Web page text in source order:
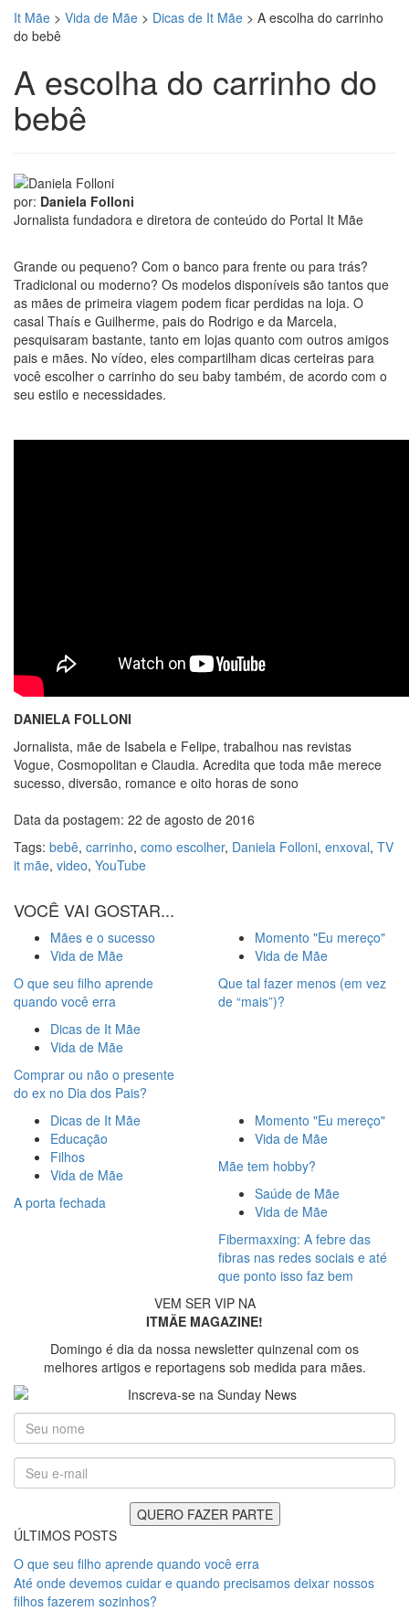
It Mãe > Vida de Mãe > Dicas de It Mãe > A escolha do carrinho
do bebê
A escolha do carrinho do
bebê
por: Daniela Folloni
Jornalista fundadora e diretora de conteúdo do Portal It Mãe
Grande ou pequeno? Com o banco para frente ou para trás?
Tradicional ou moderno? Os modelos disponíveis são tantos que
as mães de primeira viagem podem ficar perdidas na loja. O
casal Thaís e Guilherme, pais do Rodrigo e da Marcela,
pesquisaram bastante, tanto em lojas quanto com outros amigos
pais e mães. No vídeo, eles compartilham dicas certeiras para
você escolher o carrinho do seu baby também, de acordo com o
seu estilo e necessidades.
DANIELA FOLLONI
Jornalista, mãe de Isabela e Felipe, trabalhou nas revistas
Vogue, Cosmopolitan e Claudia. Acredita que toda mãe merece
sucesso, diversão, romance e oito horas de sono
Data da postagem: 22 de agosto de 2016
Tags: bebê, carrinho, como escolher, Daniela Folloni, enxoval, TV
it mãe, video, YouTube
VOCÊ VAI GOSTAR...
Mães e o sucesso
Vida de Mãe
O que seu filho aprende
quando você erra
Momento "Eu mereço"
Vida de Mãe
Que tal fazer menos (em vez
de “mais”)?
Dicas de It Mãe
Vida de Mãe
Comprar ou não o presente
do ex no Dia dos Pais?
Dicas de It Mãe
Educação
Filhos
Vida de Mãe
A porta fechada
Momento "Eu mereço"
Vida de Mãe
Mãe tem hobby?
Saúde de Mãe
Vida de Mãe
Fibermaxxing: A febre das
fibras nas redes sociais e até
que ponto isso faz bem
VEM SER VIP NA
ITMÃE MAGAZINE!
Domingo é dia da nossa newsletter quinzenal com os
melhores artigos e reportagens sob medida para mães.
ÚLTIMOS POSTS
O que seu filho aprende quando você erra
Até onde devemos cuidar e quando precisamos deixar nossos
filhos fazerem sozinhos?